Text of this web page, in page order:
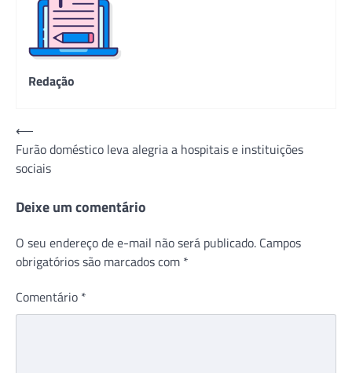
Redação
Navegação
de
Post
⟵
Furão doméstico leva alegria a hospitais e instituições
sociais
Deixe um comentário
O seu endereço de e-mail não será publicado. Campos
obrigatórios são marcados com *
Comentário *